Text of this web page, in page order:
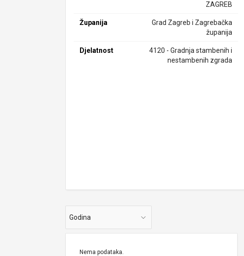
ZAGREB
Županija
Grad Zagreb i Zagrebačka
županija
Djelatnost
4120 - Gradnja stambenih i
nestambenih zgrada
Godina
Nema podataka.